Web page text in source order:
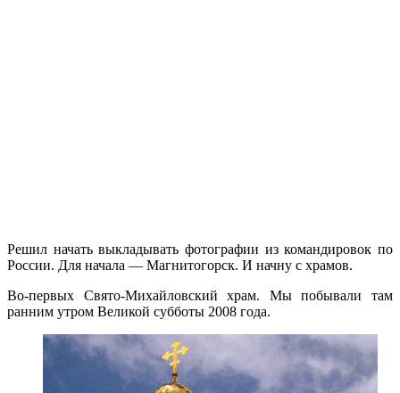
Решил начать выкладывать фотографии из командировок по
России. Для начала — Магнитогорск. И начну с храмов.
Во-первых Свято-Михайловский храм. Мы побывали там
ранним утром Великой субботы 2008 года.